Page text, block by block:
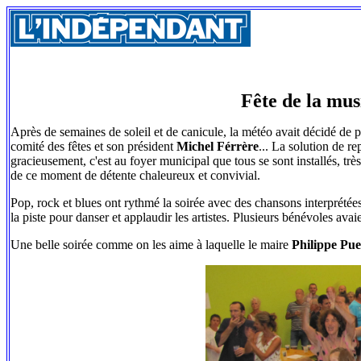
Fête de la
Après de semaines de soleil et de canicule, la météo avait décidé
comité des fêtes et son président Michel Férrère... La solution de
gracieusement, c'est au foyer municipal que tous se sont installés,
de ce moment de détente chaleureux et convivial.
Pop, rock et blues ont rythmé la soirée avec des chansons
la piste pour danser et applaudir les artistes. Plusieurs bénévoles
Une belle soirée comme on les aime à laquelle le maire Philippe